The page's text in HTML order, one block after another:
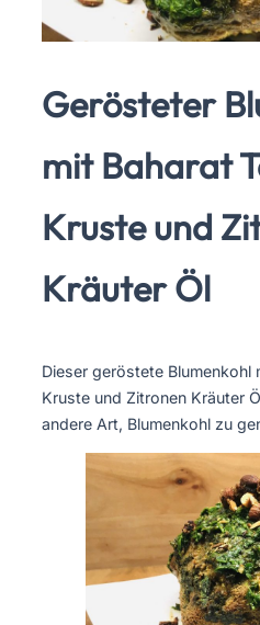
Gerösteter
mit Baharat
Kruste und
Kräuter Öl
Dieser geröstete Blumenkohl
Kruste und Zitronen Kräuter
andere Art, Blumenkohl zu